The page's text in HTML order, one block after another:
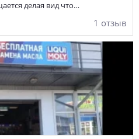
делая вид что…
1 отзыв